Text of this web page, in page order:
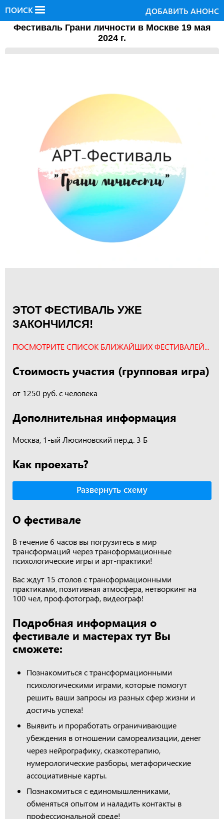
ПОИСК ДОБАВИТЬ АНОНС
Фестиваль Грани личности в Москве 19 мая
2024 г.
ЭТОТ ФЕСТИВАЛЬ УЖЕ
ЗАКОНЧИЛСЯ!
ПОСМОТРИТЕ СПИСОК БЛИЖАЙШИХ ФЕСТИВАЛЕЙ...
Стоимость участия (групповая игра)
от 1250 руб. с человека
Дополнительная информация
Москва, 1-ый Люсиновский пер.д. 3 Б
Как проехать?
Развернуть схему
О фестивале
В течение 6 часов вы погрузитесь в мир
трансформаций через трансформационные
психологические игры и арт-практики!
Вас ждут 15 столов с трансформационными
практиками, позитивная атмосфера, нетворкинг на
100 чел, проф.фотограф, видеограф!
Подробная информация о
фестивале и мастерах тут Вы
сможете:
Познакомиться с трансформационными
психологическими играми, которые помогут
решить ваши запросы из разных сфер жизни и
достичь успеха!
Выявить и проработать ограничивающие
убеждения в отношении самореализации, денег
через нейрографику, сказкотерапию,
нумерологические разборы, метафорические
ассоциативные карты.
Познакомиться с единомышленниками,
обменяться опытом и наладить контакты в
профессиональной среде!